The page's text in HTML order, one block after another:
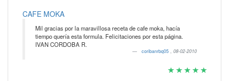
CAFE MOKA
Mil gracias por la maravillosa receta de cafe moka, hacía
tiempo quería esta formula. Felicitaciones por esta página.
IVAN CORDOBA R.
coribanrbq05 , 08-02-2010